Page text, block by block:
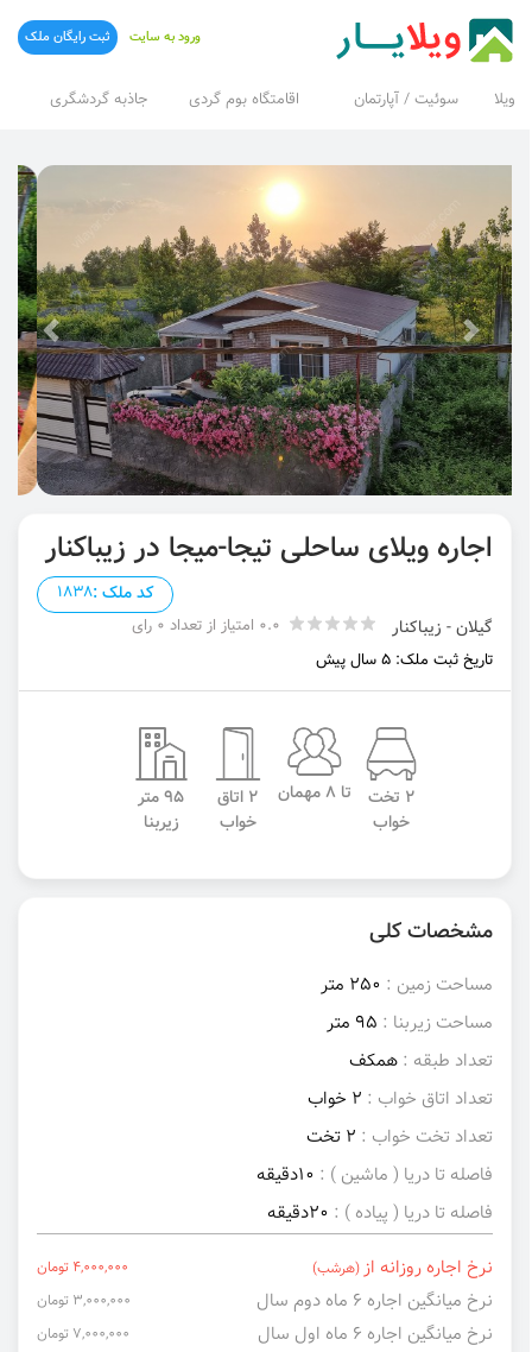
ویلا سوئیت / آپارتمان اقامتگاه بوم گردی جاذبه گردشگری
ورود به سایت ثبت رایگان ملک
اجاره ویلای ساحلی تیجا-میجا در زیباکنار
کد ملک :1838
گیلان - زیباکنار
0.0 امتیاز از تعداد 0 رای
تاریخ ثبت ملک: 5 سال پیش
2 تخت
خواب
تا 8 مهمان
2 اتاق
خواب
95 متر
زیربنا
مشخصات کلی
مساحت زمین : 250 متر
مساحت زیربنا : 95 متر
تعداد طبقه : همکف
تعداد اتاق خواب : 2 خواب
تعداد تخت خواب : 2 تخت
فاصله تا دریا ( ماشین ) : 10دقیقه
فاصله تا دریا ( پیاده ) : 20دقیقه
نرخ اجاره روزانه از (هرشب) 4,000,000 تومان
نرخ میانگین اجاره ۶ ماه دوم سال 3,000,000 تومان
نرخ میانگین اجاره ۶ ماه اول سال 7,000,000 تومان